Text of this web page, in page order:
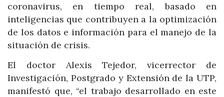
coronavirus, en tiempo real, basado en
inteligencias que contribuyen a la optimización
de los datos e información para el manejo de la
situación de crisis.
El doctor Alexis Tejedor, vicerrector de
Investigación, Postgrado y Extensión de la UTP,
manifestó que, “el trabajo desarrollado en este